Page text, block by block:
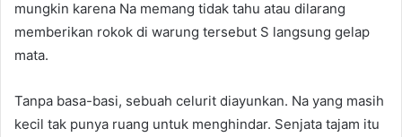
mungkin karena Na memang tidak tahu atau dilarang
memberikan rokok di warung tersebut S langsung gelap
mata.
Tanpa basa-basi, sebuah celurit diayunkan. Na yang masih
kecil tak punya ruang untuk menghindar. Senjata tajam itu